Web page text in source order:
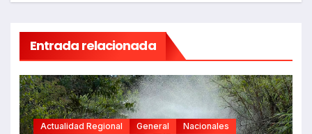
Entrada relacionada
Actualidad Regional General Nacionales